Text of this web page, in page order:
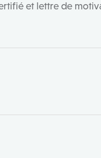
et lettre de